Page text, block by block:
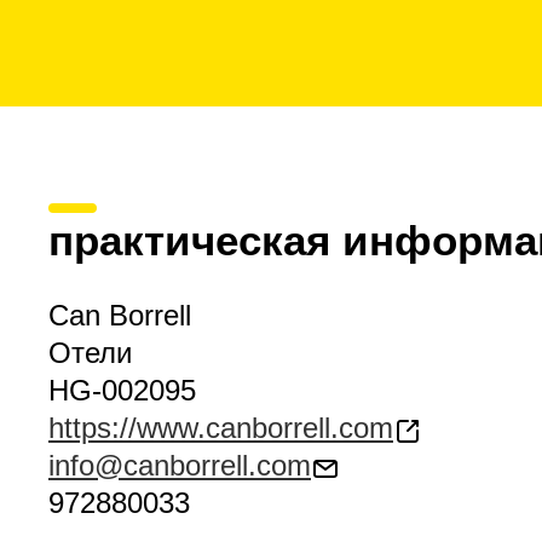
практическая
Can Borrell
Отели
HG-002095
https://www.canborrell.com
info@canborrell.com
972880033